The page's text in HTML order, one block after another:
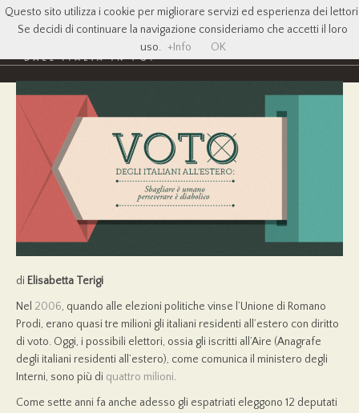
di Elisabetta Terigi
Nel 2006, quando alle elezioni politiche vinse l’Unione di Romano
Prodi, erano quasi tre milioni gli italiani residenti all’estero con diritto
di voto. Oggi, i possibili elettori, ossia gli iscritti all’Aire (Anagrafe
degli italiani residenti all’estero), come comunica il ministero degli
Interni, sono più di quattro milioni.
Come sette anni fa anche adesso gli espatriati eleggono 12 deputati
Questo sito utilizza i cookie per migliorare servizi ed esperienza dei
Se decidi di continuare la navigazione consideriamo che accetti il loro
uso. +Info OK